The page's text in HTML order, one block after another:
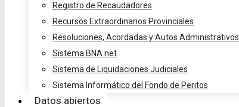
Registro de Recaudadores
Recursos Extraordinarios Provinciales
Resoluciones, Acordadas y Autos Administrativos
Sistema BNA net
Sistema de Liquidaciones Judiciales
Sistema Informático del Fondo de Peritos
Datos abiertos